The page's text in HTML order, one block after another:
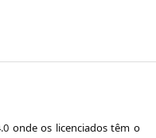
onde os licenciados têm o